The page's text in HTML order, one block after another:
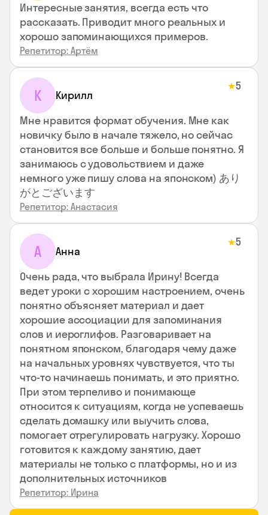
Интересные занятия, всегда есть что
рассказать. Приводит много реальных и
хорошо запоминающихся примеров.
Репетитор: Артём
К Кирилл
★5
Мне нравится формат обучения. Мне как
новичку было в начале тяжело, но сейчас
становится все больше и больше понятно. Я
занимаюсь с удовольствием и даже
немного уже пишу слова на японском) あり
がとございます
Репетитор: Анастасия
А Анна
★5
Очень рада, что выбрала Ирину! Всегда
ведет уроки с хорошим настроением, очень
понятно объясняет материал и дает
хорошие ассоциации для запоминания
слов и иероглифов. Разговаривает на
понятном японском, благодаря чему даже
на начальных уровнях чувствуется, что ты
что-то начинаешь понимать, и это приятно.
При этом терпеливо и понимающе
относится к ситуациям, когда не успеваешь
сделать домашку или выучить слова,
помогает отрегулировать нагрузку. Хорошо
готовится к каждому занятию, дает
материалы не только с платформы, но и из
дополнительных источников
Репетитор: Ирина